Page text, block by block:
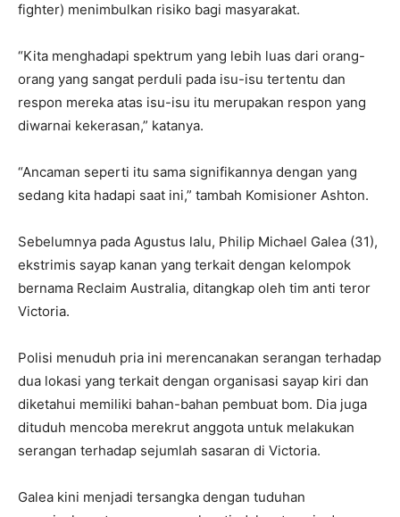
fighter) menimbulkan risiko bagi masyarakat.
“Kita menghadapi spektrum yang lebih luas dari orang-
orang yang sangat perduli pada isu-isu tertentu dan
respon mereka atas isu-isu itu merupakan respon yang
diwarnai kekerasan,” katanya.
“Ancaman seperti itu sama signifikannya dengan yang
sedang kita hadapi saat ini,” tambah Komisioner Ashton.
Sebelumnya pada Agustus lalu, Philip Michael Galea (31),
ekstrimis sayap kanan yang terkait dengan kelompok
bernama Reclaim Australia, ditangkap oleh tim anti teror
Victoria.
Polisi menuduh pria ini merencanakan serangan terhadap
dua lokasi yang terkait dengan organisasi sayap kiri dan
diketahui memiliki bahan-bahan pembuat bom. Dia juga
dituduh mencoba merekrut anggota untuk melakukan
serangan terhadap sejumlah sasaran di Victoria.
Galea kini menjadi tersangka dengan tuduhan